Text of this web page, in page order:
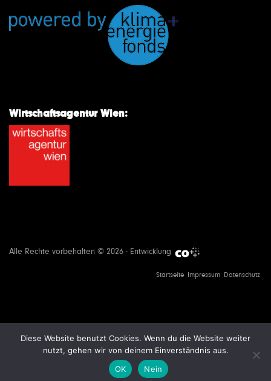
Wirtschaftsagentur Wien:
Alle Rechte vorbehalten © 2026 - Entwicklung
Startseite Impressum Datenschutz
Diese Website benutzt Cookies. Wenn du die Website weiter
nutzt, gehen wir von deinem Einverständnis aus.
OK
Nein